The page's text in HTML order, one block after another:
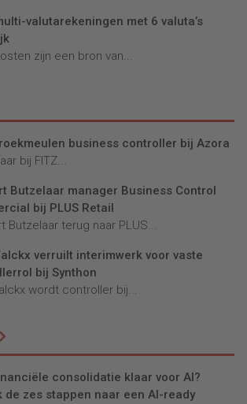
valutarekeningen met 6 valuta’s
zijn een bron van...
business controller bij Azora
bij FITZ...
Butzelaar manager Business Control
bij PLUS Retail
Butzelaar terug naar PLUS...
verruilt interimwerk voor vaste
bij Synthon
wordt controller bij...
consolidatie klaar voor AI?
de zes stappen naar een AI-ready